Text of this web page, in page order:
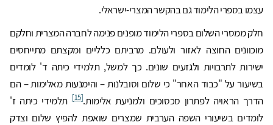
עצמו בספרי הלימוד גם בהקשר המצרי-ישראלי.
חלק ממסרי השלום בספרי הלימוד מופנים פנימה לחברה המצרית וחלקם
מוכוונים החוצה לאזור ולעולם. מרביתם כלליים ומקצתם מתייחסים
ישירות לתרבויות ולגזעים שונים. כך למשל, תלמידי כיתה ד' לומדים
בשיעור על "כבוד האחר" כי שלום וסובלנות – והימנעות מאלימות – הם
הדרך הראויה לפתרון סכסוכים ולמניעת אלימות.[15]
תלמידי כיתה ז'
לומדים בשיעורי השפה הערבית שמצרים שואפת להפיץ שלום וצדק